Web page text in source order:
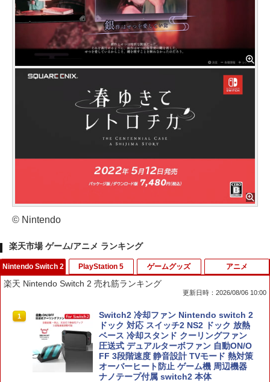
© Nintendo
楽天市場 ゲーム/アニメ ランキング
Nintendo Switch 2
楽天 Nintendo Switch 2 売れ筋ランキング
更新日時：2026/08/06 10:00
1
Switch2 冷却ファン Nintendo switch 2
ドック 対応 スイッチ2 NS2 ドック 放熱
ベース 冷却スタンド クーリングファン
圧送式 デュアルターボファン 自動ON/O
FF 3段階速度 静音設計 TVモード 熱対策
オーバーヒート防止 ゲーム機 周辺機器
ナノテープ付属 switch2 本体
PlayStation 5 ゲームグッズ アニメ